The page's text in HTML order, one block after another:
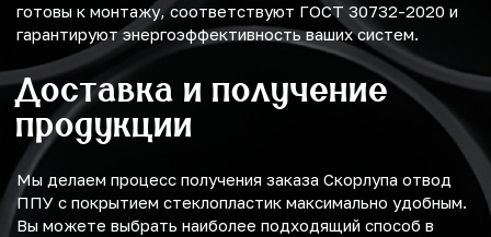
готовы к монтажу, соответствуют ГОСТ 30732-2020 и
гарантируют энергоэффективность ваших систем.
Доставка и получение
продукции
Мы делаем процесс получения заказа Скорлупа отвод
ППУ с покрытием стеклопластик максимально удобным.
Вы можете выбрать наиболее подходящий способ в